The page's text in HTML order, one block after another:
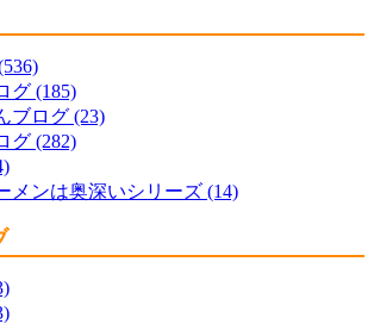
グ (185)
ブログ (23)
グ (282)
メンは奥深いシリーズ (14)